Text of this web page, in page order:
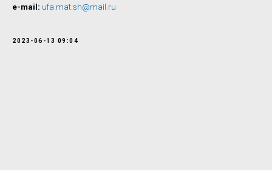
e-mail: ufa.mat.sh@mail.ru
2023-06-13 09:04